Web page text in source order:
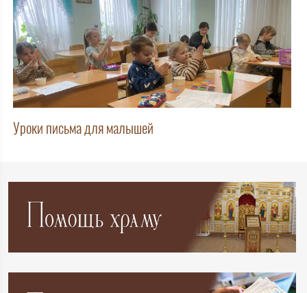
Уроки письма для малышей